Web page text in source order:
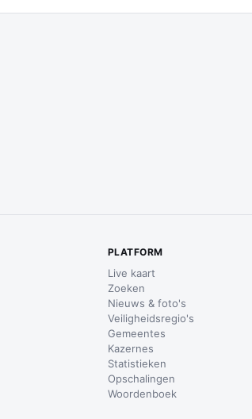
PLATFORM
Live kaart
Zoeken
Nieuws & foto's
Veiligheidsregio's
Gemeentes
Kazernes
Statistieken
Opschalingen
Woordenboek